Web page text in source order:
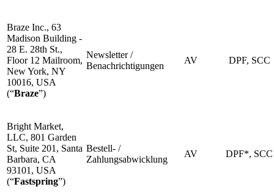
Braze Inc., 63
Madison Building -
28 E. 28th St.,
Floor 12 Mailroom,
New York, NY
10016, USA
(“Braze”)
Newsletter /
Benachrichtigungen
AV DPF, SCC
Bright Market,
LLC, 801 Garden
St, Suite 201, Santa
Barbara, CA
93101, USA
(“Fastspring”)
Bestell- /
Zahlungsabwicklung
AV DPF*, SCC